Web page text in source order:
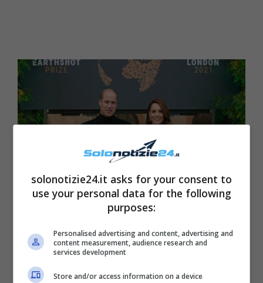
II. Foto presa dal profilo Instagram del Duca e della
Duchessa di Cambridge
solonotizie24.it asks for your consent to
use your personal data for the following
purposes:
Personalised advertising and content, advertising and
content measurement, audience research and
services development
Store and/or access information on a device